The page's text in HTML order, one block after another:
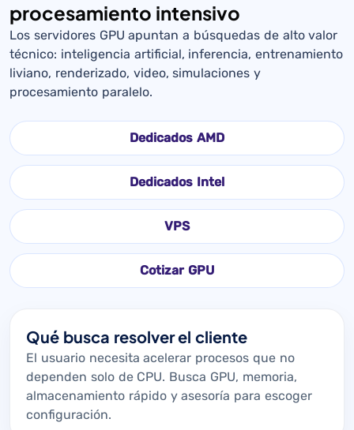
procesamiento intensivo
Los servidores GPU apuntan a búsquedas de alto valor
técnico: inteligencia artificial, inferencia, entrenamiento
liviano, renderizado, video, simulaciones y
procesamiento paralelo.
Dedicados AMD
Dedicados Intel
VPS
Cotizar GPU
Qué busca resolver el cliente
El usuario necesita acelerar procesos que no
dependen solo de CPU. Busca GPU, memoria,
almacenamiento rápido y asesoría para escoger
configuración.